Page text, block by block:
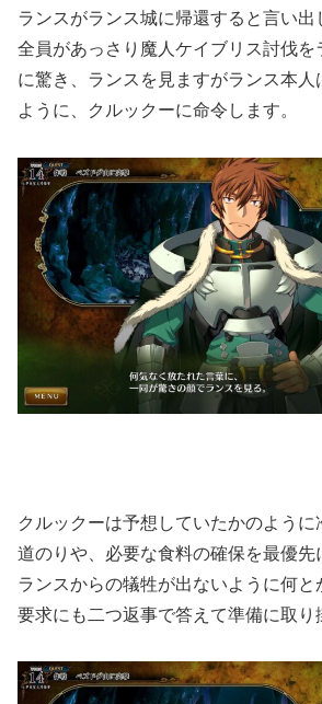
ランスがランス城に帰還すると言い出
全員があっさり魔人ケイブリス討伐を
に驚き、ランスを見ますがランス本
ように、クルックーに命令します。
クルックーは予想していたかのよう
道のりや、必要な食料の確保を最優先
ランスからの犠牲が出ないように何と
要求にも二つ返事で答えて準備に取り